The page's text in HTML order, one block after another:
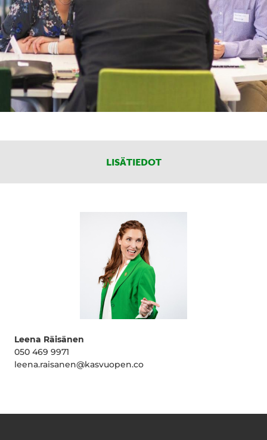
LISÄTIEDOT
Leena Räisänen
050 469 9971
leena.raisanen@kasvuopen.co